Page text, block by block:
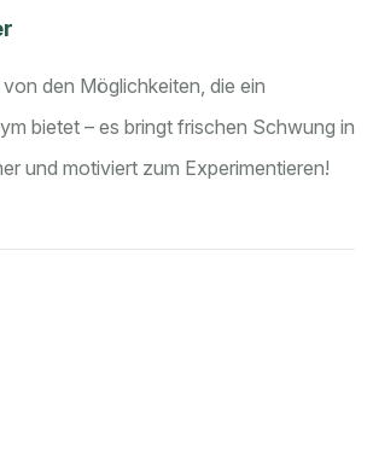
den Möglichkeiten, die ein
bietet – es bringt frischen Schwung in
und motiviert zum Experimentieren!